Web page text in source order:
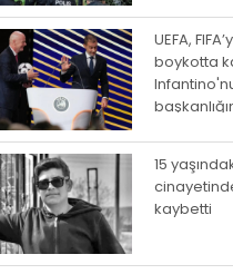
UEFA,
boykotta
15
kaybetti